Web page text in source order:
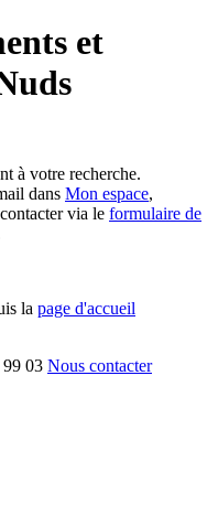
et
à votre recherche.
dans Mon espace,
via le formulaire de
la page d'accueil
03 Nous contacter